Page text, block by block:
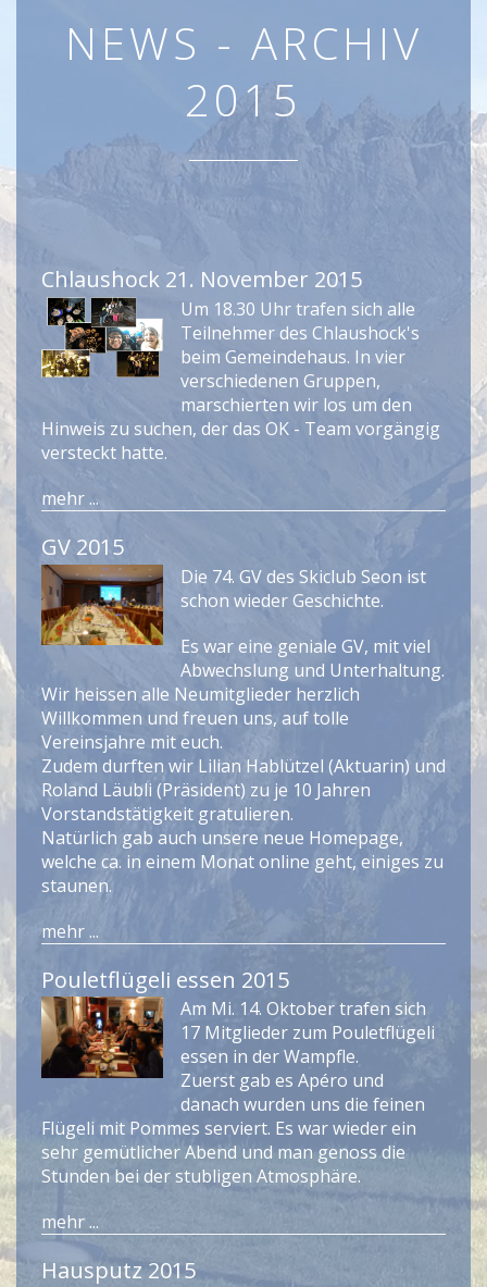
NEWS - ARCHIV
2015
Chlaushock 21. November 2015
Um 18.30 Uhr trafen sich alle
Teilnehmer des Chlaushock's
beim Gemeindehaus. In vier
verschiedenen Gruppen,
marschierten wir los um den
Hinweis zu suchen, der das OK - Team vorgängig
versteckt hatte.
mehr ...
GV 2015
Die 74. GV des Skiclub Seon ist
schon wieder Geschichte.
Es war eine geniale GV, mit viel
Abwechslung und Unterhaltung.
Wir heissen alle Neumitglieder herzlich
Willkommen und freuen uns, auf tolle
Vereinsjahre mit euch.
Zudem durften wir Lilian Hablützel (Aktuarin) und
Roland Läubli (Präsident) zu je 10 Jahren
Vorstandstätigkeit gratulieren.
Natürlich gab auch unsere neue Homepage,
welche ca. in einem Monat online geht, einiges zu
staunen.
mehr ...
Pouletflügeli essen 2015
Am Mi. 14. Oktober trafen sich
17 Mitglieder zum Pouletflügeli
essen in der Wampfle.
Zuerst gab es Apéro und
danach wurden uns die feinen
Flügeli mit Pommes serviert. Es war wieder ein
sehr gemütlicher Abend und man genoss die
Stunden bei der stubligen Atmosphäre.
mehr ...
Hausputz 2015